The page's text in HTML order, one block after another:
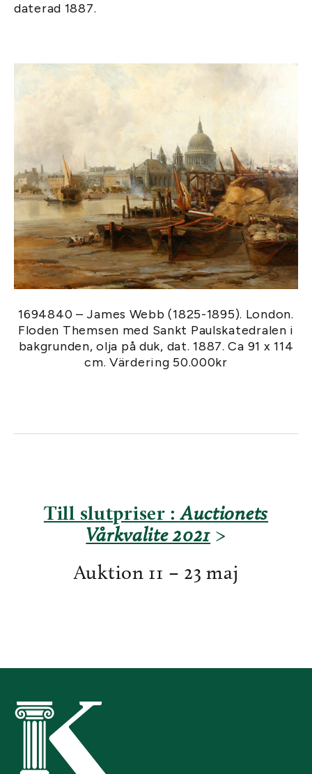
daterad 1887.
1694840 – James Webb (1825-1895). London.
Floden Themsen med Sankt Paulskatedralen i
bakgrunden, olja på duk, dat. 1887. Ca 91 x 114
cm. Värdering 50.000kr
Till slutpriser :Auctionets
Vårkvalite 2021 >
Auktion 11 – 23 maj